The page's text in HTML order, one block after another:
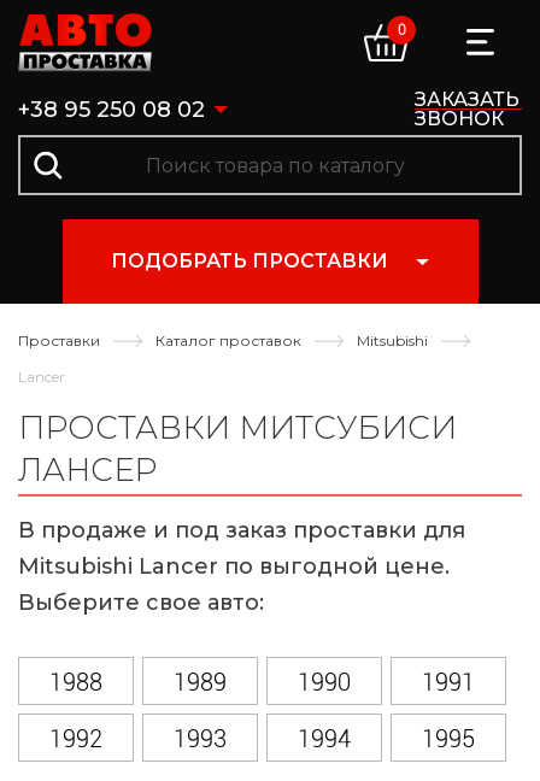
+38 95 250 08 02
ЗАКАЗАТЬ
ЗВОНОК
0
ПОДОБРАТЬ ПРОСТАВКИ
Проставки Каталог проставок
Mitsubishi
Lancer
ПРОСТАВКИ МИТСУБИСИ
ЛАНСЕР
В продаже и под заказ проставки для
Mitsubishi Lancer по выгодной цене.
Выберите свое авто:
1988 1989 1990
1991
1992
1993 1994
1995